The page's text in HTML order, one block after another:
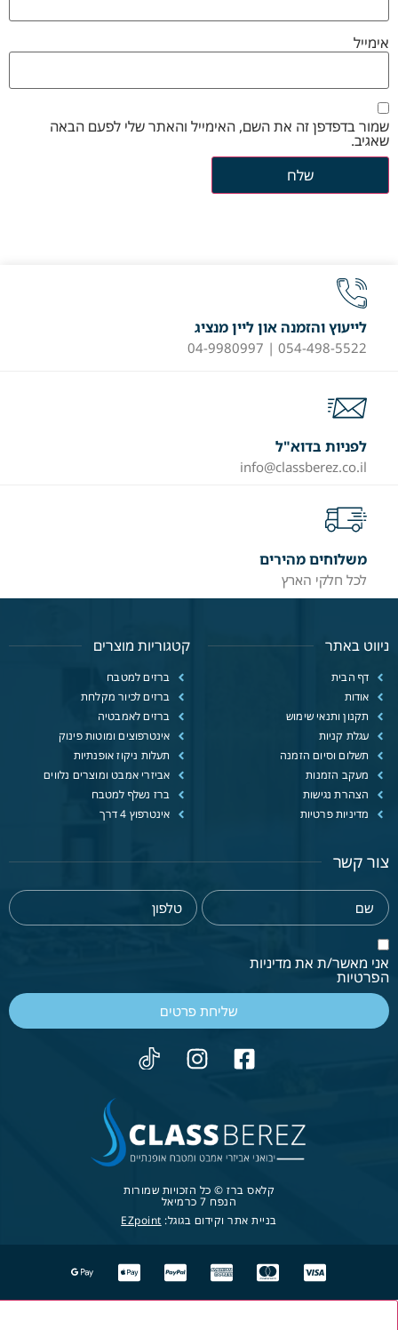
אימייל
שמור בדפדפן זה את השם, האימייל והאתר שלי לפעם הבאה
שאגיב.
לייעוץ והזמנה און ליין מנציג
054-498-5522 | 04-9980997
לפניות בדוא"ל
info@classberez.co.il
משלוחים מהירים
לכל חלקי הארץ
ניווט באתר
דף הבית
אודות
תקנון ותנאי שימוש
עגלת קניות
תשלום וסיום הזמנה
מעקב הזמנות
הצהרת נגישות
מדיניות פרטיות
קטגוריות מוצרים
ברזים למטבח
ברזים לכיור מקלחת
ברזים לאמבטיה
אינטרפוצים ומוטות פינוק
תעלות ניקוז אופנתיות
אביזרי אמבט ומוצרים נלווים
ברז נשלף למטבח
אינטרפוץ 4 דרך
צור קשר
אני מאשר/ת את מדיניות
הפרטיות
שליחת פרטים
קלאס ברז © כל הזכויות שמורות
הנפח 7 כרמיאל
בניית אתר וקידום בגוגל: EZpoint